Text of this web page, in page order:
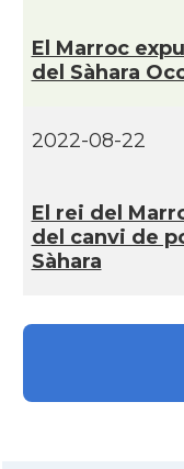
El Marroc
del Sàhara
2022-08-22
El rei del
del canvi de
Sàhara